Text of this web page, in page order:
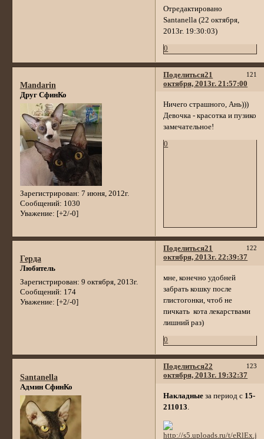
Отредактировано
Santanella (22 октября,
2013г. 19:30:03)
0
Поделиться 121
21
октября, 2013г. 21:57:00
Mandarin
Друг СфинКо
Зарегистрирован: 7 июня, 2012г.
Сообщений: 1030
Уважение: [+2/-0]
Ничего страшного, Ань)))
Девочка - красотка и пузико
замечательное!
0
Поделиться 122
21
октября, 2013г. 22:39:37
Герда
Любитель
Зарегистрирован: 9 октября, 2013г.
Сообщений: 174
Уважение: [+2/-0]
мне, конечно удобней
забрать кошку после
глистогонки, чтоб не
пичкать кота лекарствами
лишний раз)
0
Поделиться 123
22
октября, 2013г. 19:32:37
Santanella
Админ СфинКо
Накладные за период с 15-
211013.